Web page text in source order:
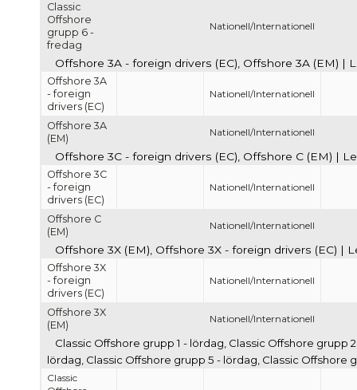
Classic
Offshore
grupp 6 -
fredag
Nationell/Internationell
Offshore 3A - foreign drivers (EC), Offshore 3A (EM) |
Offshore 3A
- foreign
drivers (EC)
Nationell/Internationell
Offshore 3A
(EM)
Nationell/Internationell
Offshore 3C - foreign drivers (EC), Offshore C (EM) |
Offshore 3C
- foreign
drivers (EC)
Nationell/Internationell
Offshore C
(EM)
Nationell/Internationell
Offshore 3X (EM), Offshore 3X - foreign drivers (EC) |
Offshore 3X
- foreign
drivers (EC)
Nationell/Internationell
Offshore 3X
(EM)
Nationell/Internationell
Classic Offshore grupp 1 - lördag, Classic Offshore grupp
lördag, Classic Offshore grupp 5 - lördag, Classic Offshore
Classic